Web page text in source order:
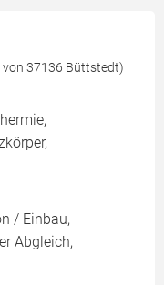
von 37136 Büttstedt)
/ Einbau,
Abgleich,